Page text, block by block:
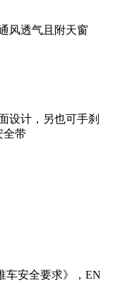
风透气且附天窗
设计，另也可手刹
全带
车安全要求》，EN